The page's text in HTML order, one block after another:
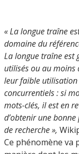
« La longue traîne
domaine du
La longue traîne est
utilisés ou au moins
leur faible
concurrentiels : si
mots-clés, il est en
d’obtenir une
de recherche »,
Ce phénomène va